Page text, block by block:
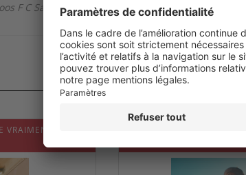
F C Salemans et al. Timing of surgery in acute
LE
EXERCICE PAR FORTE
RISQUES ?